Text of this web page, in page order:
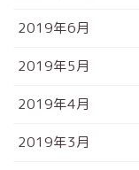
2019年6月
2019年5月
2019年4月
2019年3月